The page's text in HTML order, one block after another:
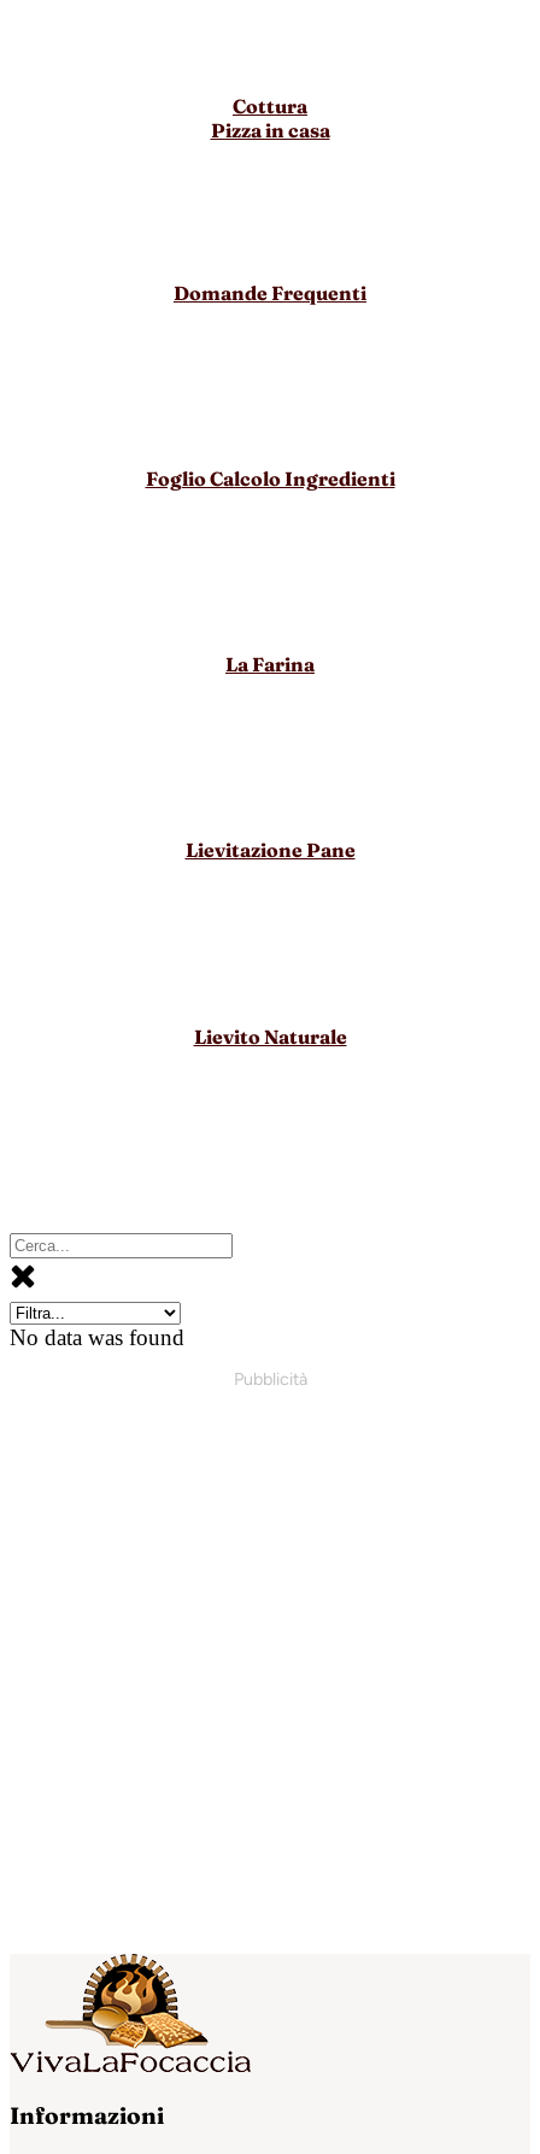
Cottura
Pizza in casa
Domande Frequenti
Foglio Calcolo Ingredienti
La Farina
Lievitazione Pane
Lievito Naturale
No data was found
Pubblicità
Informazioni